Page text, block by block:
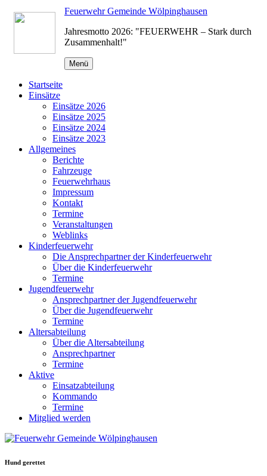
Zum
Inhalt
Feuerwehr Gemeinde Wölpinghausen
Jahresmotto 2026: "FEUERWEHR – Stark durch
Zusammenhalt!"
Menü
Startseite
Einsätze
Einsätze 2026
Einsätze 2025
Einsätze 2024
Einsätze 2023
Allgemeines
Berichte
Fahrzeuge
Feuerwehrhaus
Impressum
Kontakt
Termine
Veranstaltungen
Weblinks
Kinderfeuerwehr
Die Ansprechpartner der Kinderfeuerwehr
Über die Kinderfeuerwehr
Termine
Jugendfeuerwehr
Ansprechpartner der Jugendfeuerwehr
Über die Jugendfeuerwehr
Termine
Altersabteilung
Über die Altersabteilung
Ansprechpartner
Termine
Aktive
Einsatzabteilung
Kommando
Termine
Mitglied werden
Hund gerettet